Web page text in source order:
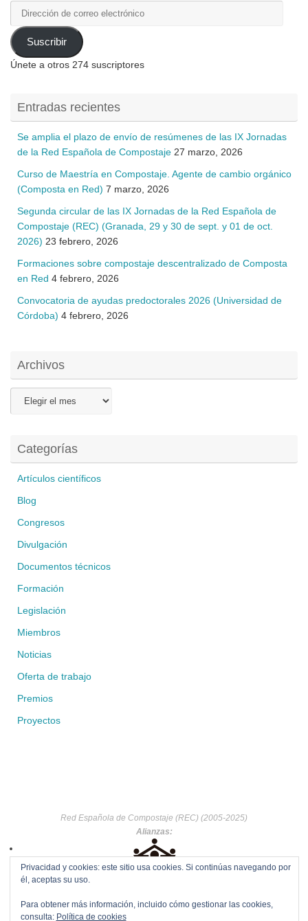
Dirección
de
correo
electrónico
Suscribir
Únete a otros 274 suscriptores
Entradas recientes
Se amplia el plazo de envío de resúmenes de las IX Jornadas
de la Red Española de Compostaje 27 marzo, 2026
Curso de Maestría en Compostaje. Agente de cambio orgánico
(Composta en Red) 7 marzo, 2026
Segunda circular de las IX Jornadas de la Red Española de
Compostaje (REC) (Granada, 29 y 30 de sept. y 01 de oct.
2026) 23 febrero, 2026
Formaciones sobre compostaje descentralizado de Composta
en Red 4 febrero, 2026
Convocatoria de ayudas predoctorales 2026 (Universidad de
Córdoba) 4 febrero, 2026
Archivos
Categorías
Artículos científicos
Blog
Congresos
Divulgación
Documentos técnicos
Formación
Legislación
Miembros
Noticias
Oferta de trabajo
Premios
Proyectos
Red Española de Compostaje (REC) (2005-2025)
Alianzas:
Privacidad y cookies: este sitio usa cookies. Si continúas navegando por
él, aceptas su uso.
Para obtener más información, incluido cómo gestionar las cookies,
consulta: Política de cookies